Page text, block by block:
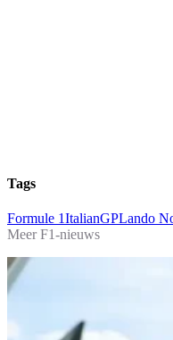
Tags
Formule 1ItalianGPLando
Meer F1-nieuws